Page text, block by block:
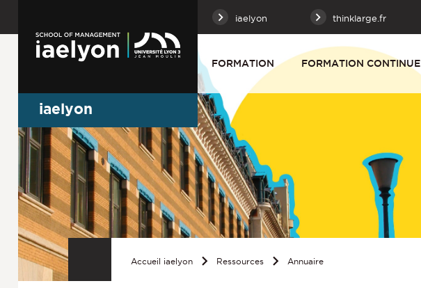
iaelyon thinklarge.fr
FORMATION FORMATION CONTINUE
iaelyon
Accueil iaelyon Ressources Annuaire